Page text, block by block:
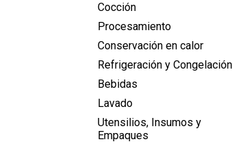
Cocción
Procesamiento
Conservación en calor
Refrigeración y Congelación
Bebidas
Lavado
Utensilios, Insumos y
Empaques